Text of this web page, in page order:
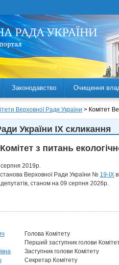
Законодавство Очищення
Верховної Ради України > Комітет
України IX скликання
Комітет з питань
2019р.
Верховної Ради України № 19-IX
станом на 09 серпня 2026р.
Голова Комітету
Перший заступник голови
Заступник голови Комітету
Секретар Комітету